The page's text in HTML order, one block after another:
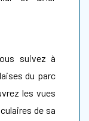
suivez à
du parc
les vues
de sa